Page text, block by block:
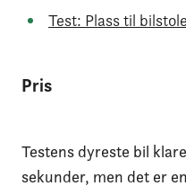
Test: Plass til
Pris
Testens dyreste bil
sekunder, men det er